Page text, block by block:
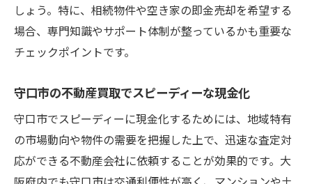
しょう。特に、相続物件や空き家の即金売却を希望する
場合、専門知識やサポート体制が整っているかも重要な
チェックポイントです。
守口市の不動産買取でスピーディーな現金化
守口市でスピーディーに現金化するためには、地域特有
の市場動向や物件の需要を把握した上で、迅速な査定対
応ができる不動産会社に依頼することが効果的です。大